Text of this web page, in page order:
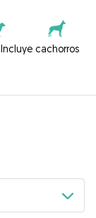
Incluye cachorros